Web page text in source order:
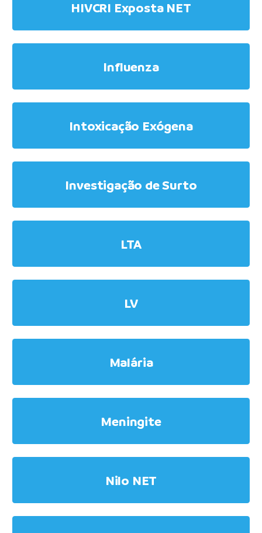
HIVCRI Exposta NET
Influenza
Intoxicação Exógena
Investigação de Surto
LTA
LV
Malária
Meningite
Nilo NET